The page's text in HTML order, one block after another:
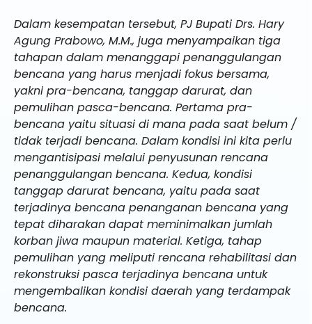
Dalam kesempatan tersebut, PJ Bupati Drs. Hary
Agung Prabowo, M.M., juga menyampaikan tiga
tahapan dalam menanggapi penanggulangan
bencana yang harus menjadi fokus bersama,
yakni pra-bencana, tanggap darurat, dan
pemulihan pasca-bencana. Pertama pra-
bencana yaitu situasi di mana pada saat belum /
tidak terjadi bencana. Dalam kondisi ini kita perlu
mengantisipasi melalui penyusunan rencana
penanggulangan bencana. Kedua, kondisi
tanggap darurat bencana, yaitu pada saat
terjadinya bencana penanganan bencana yang
tepat diharakan dapat meminimalkan jumlah
korban jiwa maupun material. Ketiga, tahap
pemulihan yang meliputi rencana rehabilitasi dan
rekonstruksi pasca terjadinya bencana untuk
mengembalikan kondisi daerah yang terdampak
bencana.